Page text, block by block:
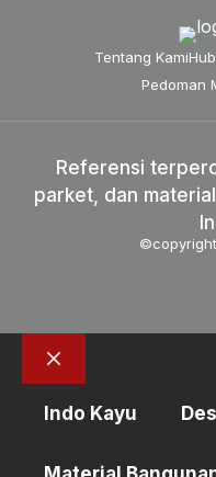
Tentang Kami
Pedoman
Referensi
parket, dan
Close
Indo Kayu